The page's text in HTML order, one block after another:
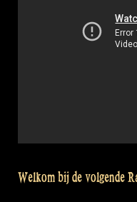
Welkom bij de volgende